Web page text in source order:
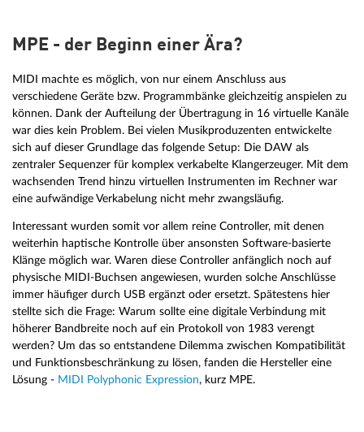
MPE - der Beginn einer Ära?
MIDI machte es möglich, von nur einem Anschluss aus
verschiedene Geräte bzw. Programmbänke gleichzeitig anspielen zu
können. Dank der Aufteilung der Übertragung in 16 virtuelle Kanäle
war dies kein Problem. Bei vielen Musikproduzenten entwickelte
sich auf dieser Grundlage das folgende Setup: Die DAW als
zentraler Sequenzer für komplex verkabelte Klangerzeuger. Mit dem
wachsenden Trend hinzu virtuellen Instrumenten im Rechner war
eine aufwändige Verkabelung nicht mehr zwangsläufig.
Interessant wurden somit vor allem reine Controller, mit denen
weiterhin haptische Kontrolle über ansonsten Software-basierte
Klänge möglich war. Waren diese Controller anfänglich noch auf
physische MIDI-Buchsen angewiesen, wurden solche Anschlüsse
immer häufiger durch USB ergänzt oder ersetzt. Spätestens hier
stellte sich die Frage: Warum sollte eine digitale Verbindung mit
höherer Bandbreite noch auf ein Protokoll von 1983 verengt
werden? Um das so entstandene Dilemma zwischen Kompatibilität
und Funktionsbeschränkung zu lösen, fanden die Hersteller eine
Lösung - MIDI Polyphonic Expression, kurz MPE.